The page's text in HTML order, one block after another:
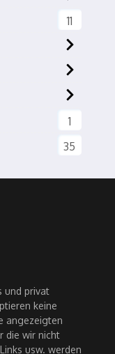
11
1
35
und privat
keine
angezeigten
die wir nicht
usw. werden